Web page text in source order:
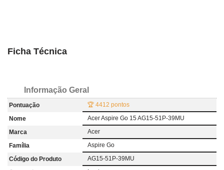
Ficha Técnica
Informação Geral
Pontuação
🏆 4412 pontos
Nome
Acer Aspire Go 15 AG15-51P-39MU
Marca
Acer
Família
Aspire Go
Código do Produto
AG15-51P-39MU